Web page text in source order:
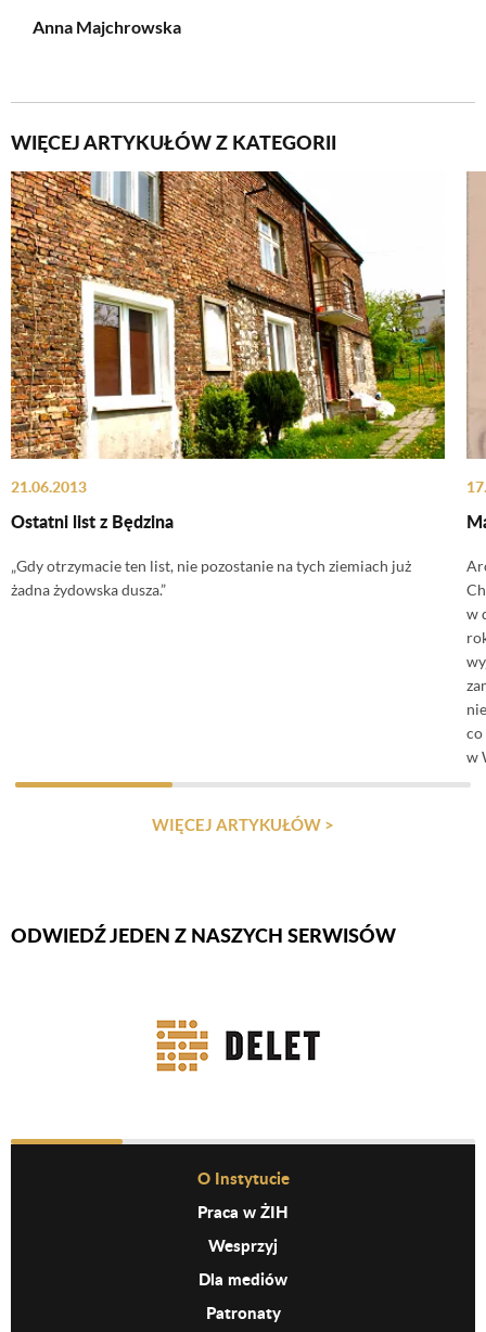
Anna Majchrowska
WIĘCEJ ARTYKUŁÓW Z KATEGORII
21.06.2013
Ostatni list z Będzina
„Gdy otrzymacie ten list, nie pozostanie na tych ziemiach już
żadna żydowska dusza.”
w
co
w
WIĘCEJ ARTYKUŁÓW >
Firmy Rotator
ODWIEDŹ JEDEN Z NASZYCH SERWISÓW
Before Footer MenuO Instytucie
Praca w ŻIH
Wesprzyj
Dla mediów
Patronaty